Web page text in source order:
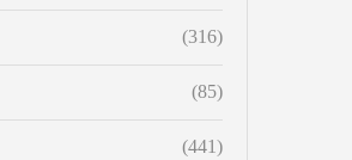
(316)
(85)
(441)